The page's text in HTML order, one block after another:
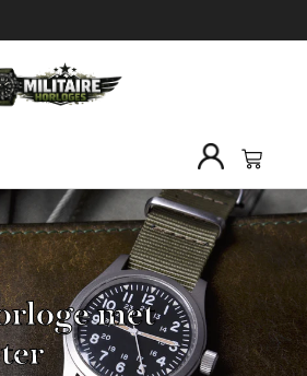
met